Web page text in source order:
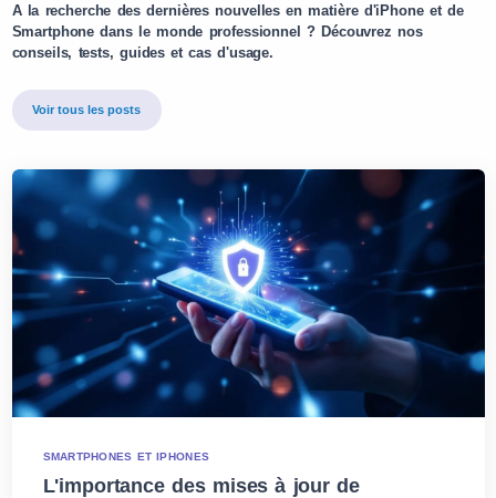
A la recherche des dernières nouvelles en matière d'iPhone et de
Smartphone dans le monde professionnel ? Découvrez nos
conseils, tests, guides et cas d'usage.
Voir tous les posts
SMARTPHONES ET IPHONES
L'importance des mises à jour de